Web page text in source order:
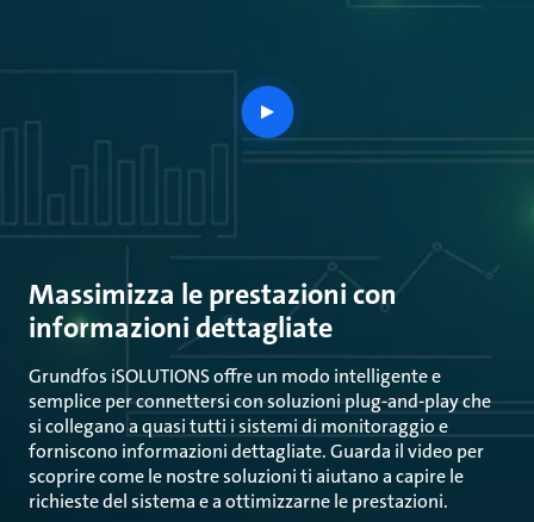
Massimizza le prestazioni con
informazioni dettagliate
Grundfos iSOLUTIONS offre un modo intelligente e
semplice per connettersi con soluzioni plug-and-play che
si collegano a quasi tutti i sistemi di monitoraggio e
forniscono informazioni dettagliate. Guarda il video per
scoprire come le nostre soluzioni ti aiutano a capire le
richieste del sistema e a ottimizzarne le prestazioni.
play
button